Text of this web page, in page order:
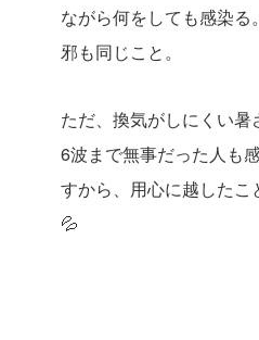
ながら何をしても感染
邪も同じこと。
ただ、換気がしにくい
6波まで無事だった人も
すから、用心に越した
💦